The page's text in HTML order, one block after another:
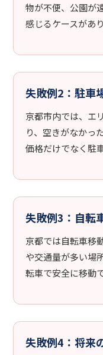
物が不便、公園が
感じるケースがあ
失敗例2：駐車
京都市内では、エ
り、空きがなかっ
価格だけでなく駐
失敗例3：自転
京都では自転車移
や交通量が多い場
転車で安全に移動
失敗例4：将来